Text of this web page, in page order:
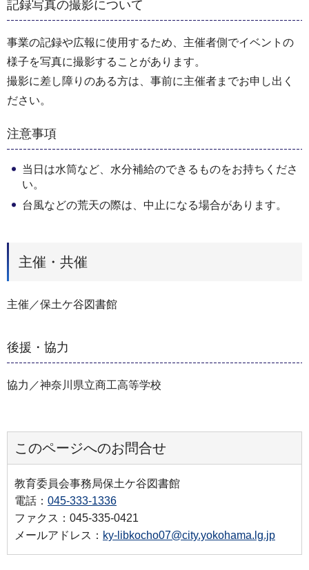
記録写真の撮影について
事業の記録や広報に使用するため、主催者側でイベントの
様子を写真に撮影することがあります。
撮影に差し障りのある方は、事前に主催者までお申し出く
ださい。
注意事項
当日は水筒など、水分補給のできるものをお持ちくださ
い。
台風などの荒天の際は、中止になる場合があります。
主催・共催
主催／保土ケ谷図書館
後援・協力
協力／神奈川県立商工高等学校
このページへのお問合せ
教育委員会事務局保土ケ谷図書館
電話： 045-333-1336
ファクス：045-335-0421
メールアドレス： ky-libkocho07@city.yokohama.lg.jp